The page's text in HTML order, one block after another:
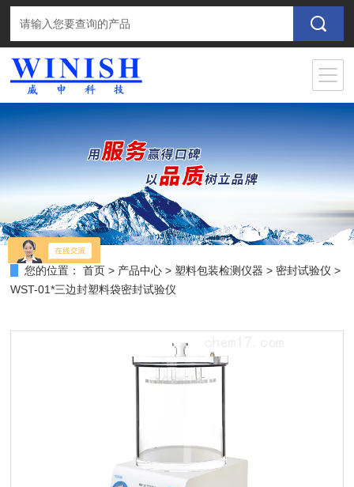
您的位置： 首页 > 产品中心 > 塑料包装检测仪器 > 密封试验仪 >
WST-01*三边封塑料袋密封试验仪